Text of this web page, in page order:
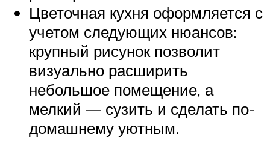
Цветочная кухня оформляется с
учетом следующих нюансов:
крупный рисунок позволит
визуально расширить
небольшое помещение, а
мелкий — сузить и сделать по-
домашнему уютным.